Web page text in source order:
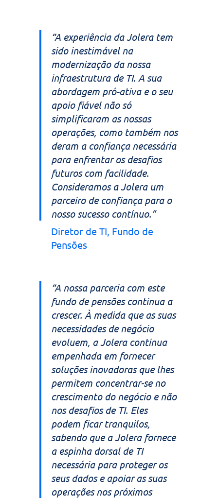
“A experiência da Jolera tem
sido inestimável na
modernização da nossa
infraestrutura de TI. A sua
abordagem pró-ativa e o seu
apoio fiável não só
simplificaram as nossas
operações, como também nos
deram a confiança necessária
para enfrentar os desafios
futuros com facilidade.
Consideramos a Jolera um
parceiro de confiança para o
nosso sucesso contínuo.”
Diretor de TI, Fundo de
Pensões
“A nossa parceria com este
fundo de pensões continua a
crescer. À medida que as suas
necessidades de negócio
evoluem, a Jolera continua
empenhada em fornecer
soluções inovadoras que lhes
permitem concentrar-se no
crescimento do negócio e não
nos desafios de TI. Eles
podem ficar tranquilos,
sabendo que a Jolera fornece
a espinha dorsal de TI
necessária para proteger os
seus dados e apoiar as suas
operações nos próximos